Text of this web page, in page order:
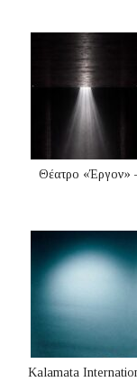
Θέατρο «Έργον»
Kalamata